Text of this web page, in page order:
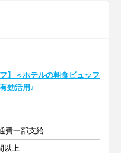
】＜ホテルの朝食ビュッフ
効活用♪
費一部支給
以上